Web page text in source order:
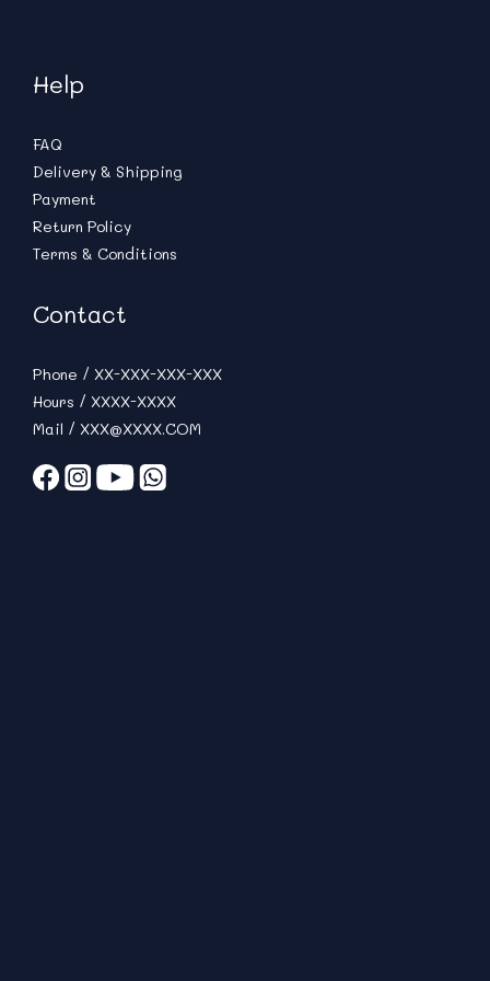
Help
FAQ
Delivery & Shipping
Payment
Return Policy
Terms & Conditions
Contact
Phone / XX-XXX-XXX-XXX
Hours / XXXX-XXXX
Mail / XXX@XXXX.COM